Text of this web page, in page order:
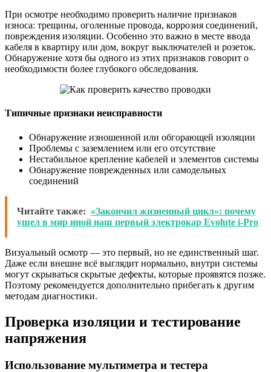
При осмотре необходимо проверить наличие признаков
износа: трещины, оголенные провода, коррозия соединений,
повреждения изоляции. Особенно это важно в месте ввода
кабеля в квартиру или дом, вокруг выключателей и розеток.
Обнаружение хотя бы одного из этих признаков говорит о
необходимости более глубокого обследования.
Типичные признаки неисправности
Обнаружение изношенной или обгорающей изоляции
Проблемы с заземлением или его отсутствие
Нестабильное крепление кабелей и элементов системы
Обнаружение поврежденных или самодельных
соединений
Читайте также: «Закончил жизненный цикл»: почему
ушел в мир иной наш первый электрокар Evolute i-Pro
Визуальный осмотр — это первый, но не единственный шаг.
Даже если внешне всё выглядит нормально, внутри системы
могут скрываться скрытые дефекты, которые проявятся позже.
Поэтому рекомендуется дополнительно прибегать к другим
методам диагностики.
Проверка изоляции и тестирование
напряжения
Использование мультиметра и тестера